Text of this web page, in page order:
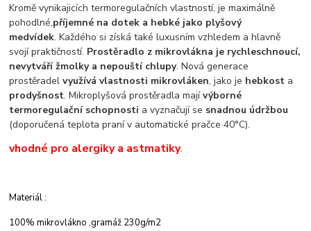
Kromě vynikajicích termoregulačních vlastností, je maximálně
pohodlné,příjemné na dotek a hebké jako plyšový
medvídek. Každého si získá také luxusním vzhledem a hlavně
svojí praktičností. Prostěradlo z mikrovlákna je rychleschnoucí,
nevytváří žmolky a nepouští chlupy. Nová generace
prostěradelvyužívá vlastnosti mikrovláken, jako je hebkost a
prodyšnost. Mikroplyšová prostěradla majívýborné
termoregulační schopnosti a vyznačují se snadnou údržbou
(doporučená teplota praní v automatické pračce 40°C).
vhodné pro alergiky a astmatiky.
Materiál :
100% mikrovlákno ,gramáž 230g/m2